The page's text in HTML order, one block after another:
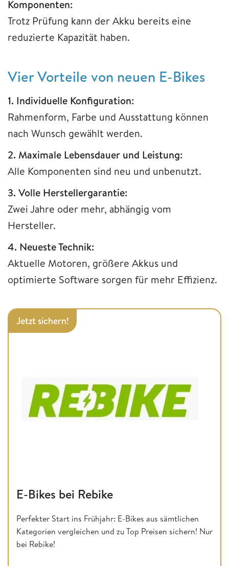
Komponenten:
Trotz Prüfung kann der Akku bereits eine
reduzierte Kapazität haben.
Vier Vorteile von neuen E-Bikes
1. Individuelle Konfiguration:
Rahmenform, Farbe und Ausstattung können
nach Wunsch gewählt werden.
2. Maximale Lebensdauer und Leistung:
Alle Komponenten sind neu und unbenutzt.
3. Volle Herstellergarantie:
Zwei Jahre oder mehr, abhängig vom
Hersteller.
4. Neueste Technik:
Aktuelle Motoren, größere Akkus und
optimierte Software sorgen für mehr Effizienz.
Jetzt sichern!
E-Bikes bei Rebike
Perfekter Start ins Frühjahr: E-Bikes aus sämtlichen
Kategorien vergleichen und zu Top Preisen sichern! Nur
bei Rebike!